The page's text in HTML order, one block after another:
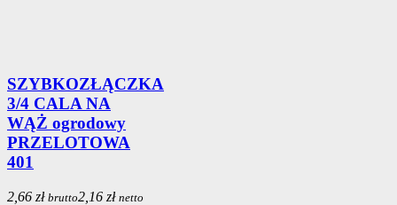
SZYBKOZŁĄCZKA
3/4 CALA NA
WĄŻ ogrodowy
PRZELOTOWA
401
2,66 zł brutto2,16 zł netto